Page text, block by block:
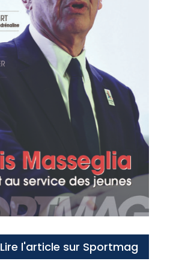
Lire l'article sur Sportmag